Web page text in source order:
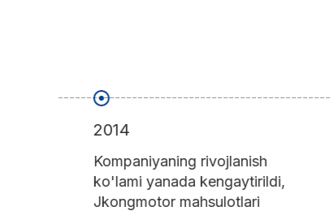
2014
Kompaniyaning rivojlanish
ko'lami yanada kengaytirildi,
Jkongmotor mahsulotlari